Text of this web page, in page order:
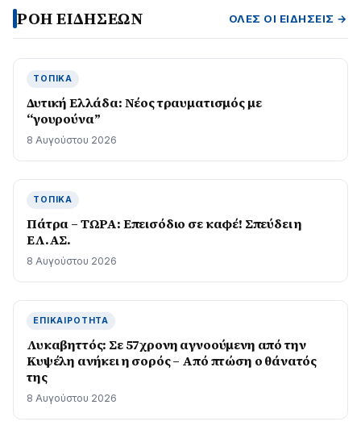
ΡΟΗ ΕΙΔΗΣΕΩΝ ΌΛΕΣ ΟΙ ΕΙΔΉΣΕΙΣ →
ΤΟΠΙΚΆ
Δυτική Ελλάδα: Νέος τραυματισμός με
“γουρούνα”
8 Αυγούστου 2026
ΤΟΠΙΚΆ
Πάτρα – ΤΩΡΑ: Επεισόδιο σε καφέ! Σπεύδει η
ΕΛ.ΑΣ.
8 Αυγούστου 2026
ΕΠΙΚΑΙΡΌΤΗΤΑ
Λυκαβηττός: Σε 57χρονη αγνοούμενη από την
Κυψέλη ανήκει η σορός – Από πτώση ο θάνατός
της
8 Αυγούστου 2026